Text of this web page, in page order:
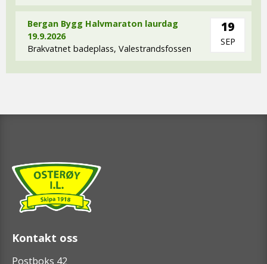
Bergan Bygg Halvmaraton laurdag
19.9.2026
Brakvatnet badeplass, Valestrandsfossen
19
SEP
Kontakt oss
Postboks 42